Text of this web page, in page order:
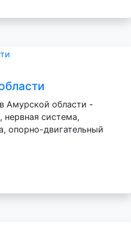
Амурской области -
система,
опорно-двигательный